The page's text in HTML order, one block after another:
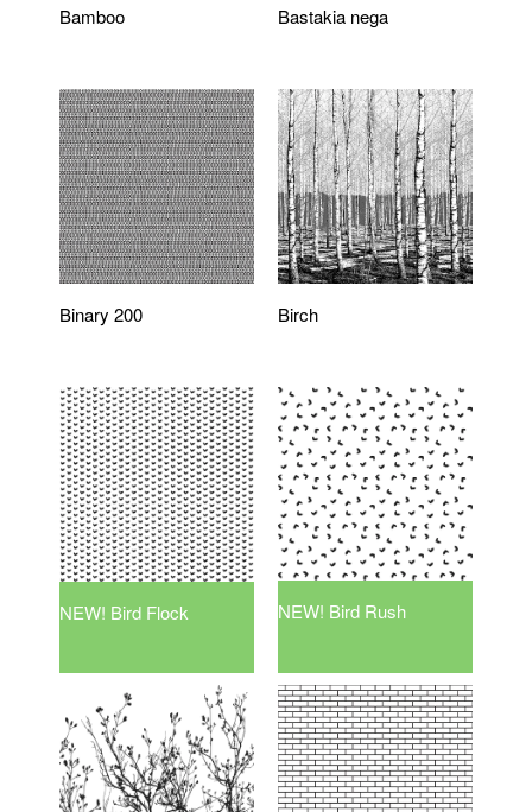
Bamboo Bastakia nega
Binary 200 Birch
NEW! Bird Flock NEW! Bird Rush